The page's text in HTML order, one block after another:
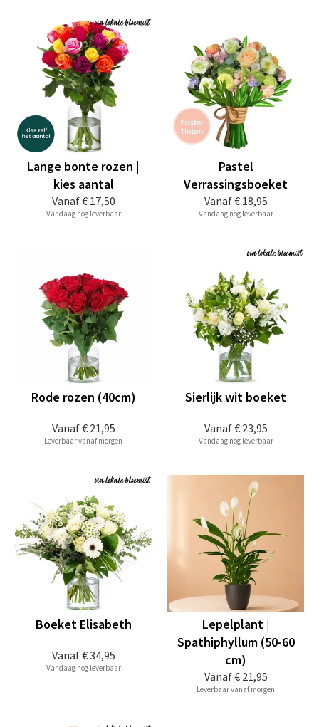
Vanaf€ 17,50
Lange bonte rozen |
kies aantal
Vandaag nog leverbaar
Vanaf€ 18,95
Pastel
Verrassingsboeket
Vandaag nog leverbaar
Vanaf€ 21,95
Rode rozen (40cm)
Leverbaar vanaf morgen
Vanaf€ 23,95
Sierlijk wit boeket
Vandaag nog leverbaar
Vanaf€ 34,95
Boeket Elisabeth
Vandaag nog leverbaar
Vanaf€ 21,95
Lepelplant |
Spathiphyllum (50-60
cm)
Leverbaar vanaf morgen